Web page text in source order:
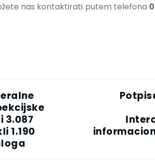
nas kontaktirati putem telefona
3.087
1.190